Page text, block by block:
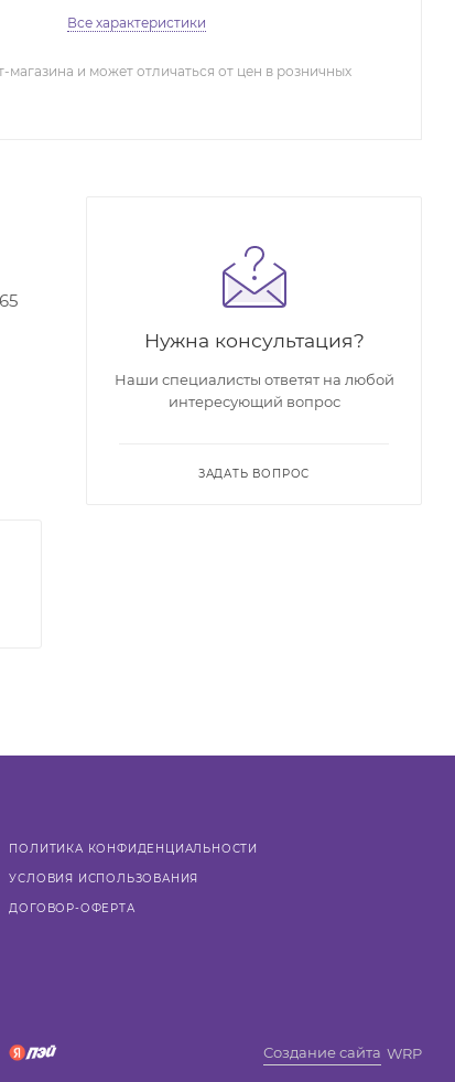
Все характеристики
магазина и может отличаться от цен в розничных
Нужна консультация?
Наши специалисты ответят на любой
интересующий вопрос
ЗАДАТЬ ВОПРОС
ПОЛИТИКА КОНФИДЕНЦИАЛЬНОСТИ
УСЛОВИЯ ИСПОЛЬЗОВАНИЯ
ДОГОВОР-ОФЕРТА
Создание сайта WRP